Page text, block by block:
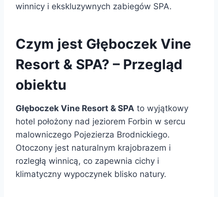
winnicy i ekskluzywnych zabiegów SPA.
Czym jest Głęboczek Vine
Resort & SPA? – Przegląd
obiektu
Głęboczek Vine Resort & SPA to wyjątkowy
hotel położony nad jeziorem Forbin w sercu
malowniczego Pojezierza Brodnickiego.
Otoczony jest naturalnym krajobrazem i
rozległą winnicą, co zapewnia cichy i
klimatyczny wypoczynek blisko natury.